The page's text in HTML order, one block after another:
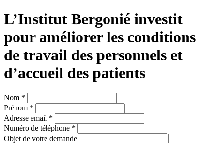
L’Institut Bergonié investit
pour améliorer les conditions
de travail des personnels et
d’accueil des patients
Nom *
Prénom *
Adresse email *
Numéro de téléphone *
Objet de votre demande